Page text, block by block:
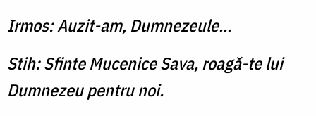
Irmos: Auzit-am, Dumnezeule...
Stih: Sfinte Mucenice Sava, roagă-te lui
Dumnezeu pentru noi.